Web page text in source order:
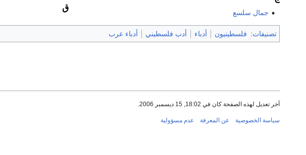
جمال سلسع ق
تصنيفات: فلسطينيون أدباء أدب فلسطيني أدباء عرب
آخر تعديل لهذه الصفحة كان في 18:02, 15 ديسمبر 2006.
سياسة الخصوصية عن المعرفة عدم مسؤولية